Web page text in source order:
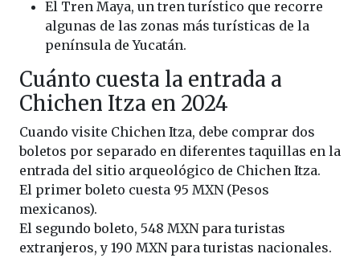
El Tren Maya, un tren turístico que recorre
algunas de las zonas más turísticas de la
península de Yucatán.
Cuánto cuesta la entrada a
Chichen Itza en 2024
Cuando visite Chichen Itza, debe comprar dos
boletos por separado en diferentes taquillas en la
entrada del sitio arqueológico de Chichen Itza.
El primer boleto cuesta 95 MXN (Pesos
mexicanos).
El segundo boleto, 548 MXN para turistas
extranjeros, y 190 MXN para turistas nacionales.